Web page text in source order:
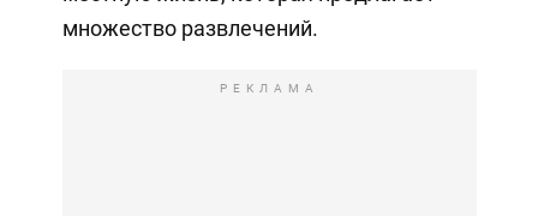
множество развлечений.
РЕКЛАМА